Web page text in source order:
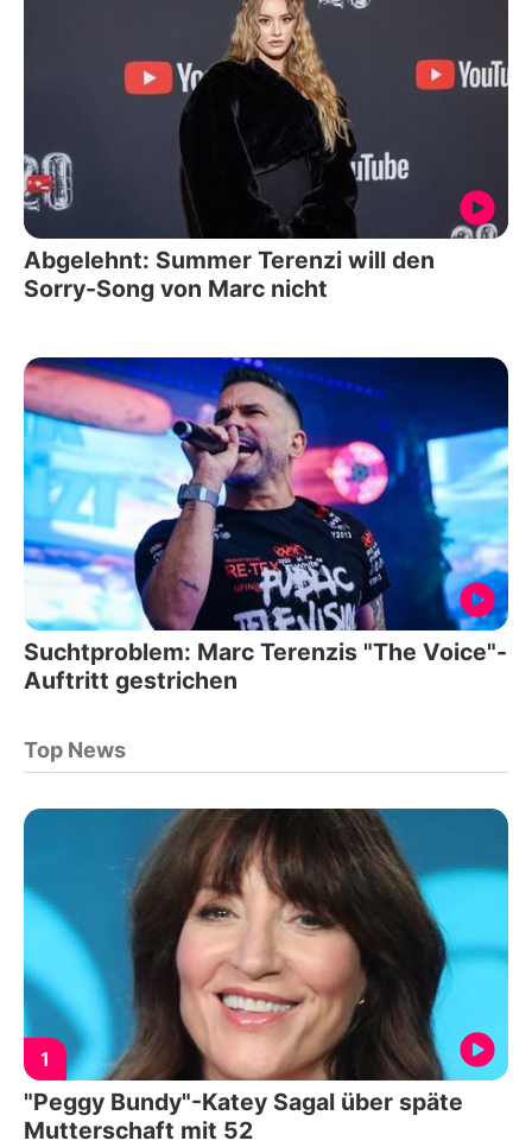
Abgelehnt: Summer Terenzi will den
Sorry-Song von Marc nicht
Suchtproblem: Marc Terenzis "The Voice"-
Auftritt gestrichen
Top News
1
"Peggy Bundy"-Katey Sagal über späte
Mutterschaft mit 52